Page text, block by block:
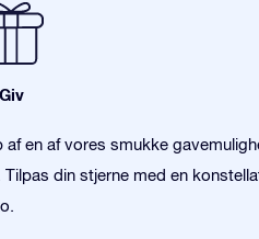
Giv
en af vores smukke
din stjerne med en